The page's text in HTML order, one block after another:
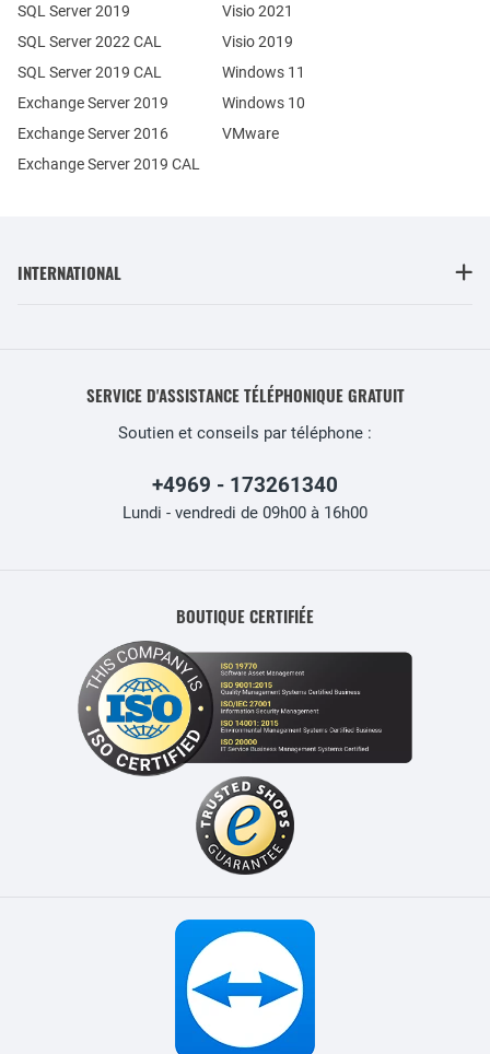
Exchange Server 2019
Exchange Server 2016
SQL Server 2019
SQL Server 2022 CAL
SQL Server 2019 CAL
Exchange Server 2019 CAL
Visio 2021
Visio 2019
Windows 11
Windows 10
VMware
INTERNATIONAL
SERVICE D'ASSISTANCE TÉLÉPHONIQUE GRATUIT
Soutien et conseils par téléphone :
+4969 - 173261340
Lundi - vendredi de 09h00 à 16h00
BOUTIQUE CERTIFIÉE